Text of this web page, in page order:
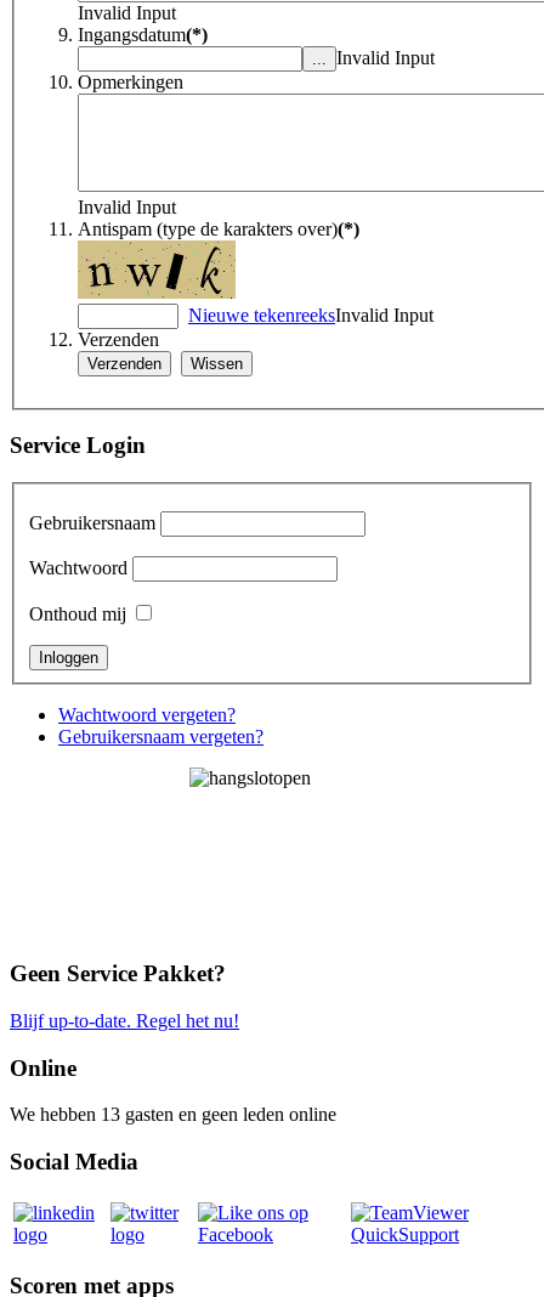
Invalid Input
Ingangsdatum(*)
Invalid Input
Opmerkingen
Invalid Input
Antispam (type de karakters over)(*)
Nieuwe tekenreeksInvalid Input
Verzenden
Service Login
Gebruikersnaam
Wachtwoord
Onthoud mij
Wachtwoord vergeten?
Gebruikersnaam vergeten?
Geen Service Pakket?
Blijf up-to-date. Regel het nu!
Online
We hebben 13 gasten en geen leden online
Social Media
Scoren met apps